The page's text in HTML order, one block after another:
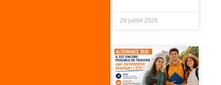
28 juillet 2026